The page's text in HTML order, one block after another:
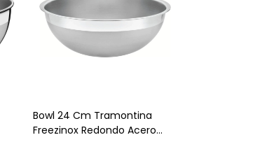
Bowl 24 Cm Tramontina
Freezinox Redondo Acero